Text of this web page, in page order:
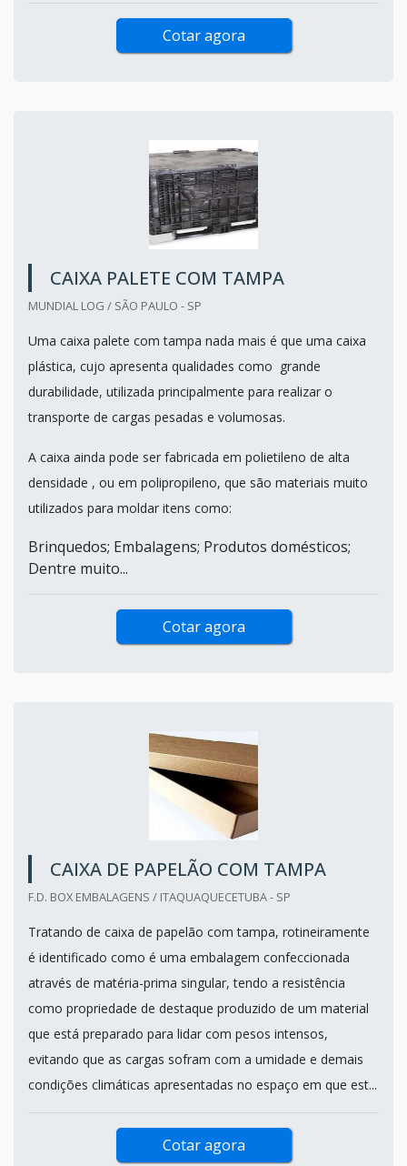
Cotar agora
CAIXA PALETE COM TAMPA
MUNDIAL LOG / SÃO PAULO - SP
Uma caixa palete com tampa nada mais é que uma caixa
plástica, cujo apresenta qualidades como grande
durabilidade, utilizada principalmente para realizar o
transporte de cargas pesadas e volumosas.
A caixa ainda pode ser fabricada em polietileno de alta
densidade , ou em polipropileno, que são materiais muito
utilizados para moldar itens como:
Brinquedos; Embalagens; Produtos domésticos;
Dentre muito...
Cotar agora
CAIXA DE PAPELÃO COM TAMPA
F.D. BOX EMBALAGENS / ITAQUAQUECETUBA - SP
Tratando de caixa de papelão com tampa, rotineiramente
é identificado como é uma embalagem confeccionada
através de matéria-prima singular, tendo a resistência
como propriedade de destaque produzido de um material
que está preparado para lidar com pesos intensos,
evitando que as cargas sofram com a umidade e demais
condições climáticas apresentadas no espaço em que est...
Cotar agora